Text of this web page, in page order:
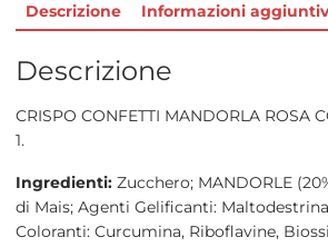
Descrizione Informazioni
Descrizione
CRISPO CONFETTI MANDORLA ROSA
1.
Ingredienti:Zucchero; MANDORLE
di Mais; Agenti Gelificanti:
Coloranti: Curcumina, Riboflavine,